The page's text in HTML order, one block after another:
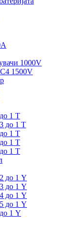
1000V
1500V
1 Т
до 1 Т
1 Т
1 Т
1 Т
до 1 Y
до 1 Y
до 1 Y
до 1 Y
1 Y